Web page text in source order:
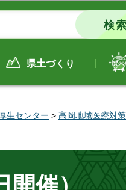
県土づくり
生センター > 高岡地域医療対